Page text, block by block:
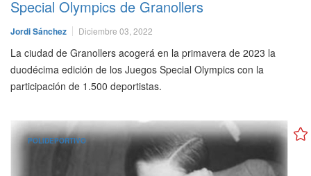
Special Olympics de Granollers
Jordi Sánchez Diciembre 03, 2022
La ciudad de Granollers acogerá en la primavera de 2023 la
duodécima edición de los Juegos Special Olympics con la
participación de 1.500 deportistas.
POLIDEPORTIVO